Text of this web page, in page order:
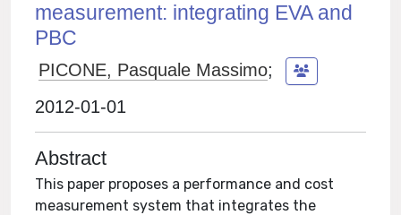
measurement: integrating EVA and
PBC
PICONE, Pasquale Massimo;
2012-01-01
Abstract
This paper proposes a performance and cost
measurement system that integrates the